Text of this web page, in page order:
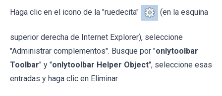
Haga clic en el icono de la "ruedecita" (en la esquina
superior derecha de Internet Explorer), seleccione
"Administrar complementos". Busque por "onlytoolbar
Toolbar" y "onlytoolbar Helper Object", seleccione esas
entradas y haga clic en Eliminar.